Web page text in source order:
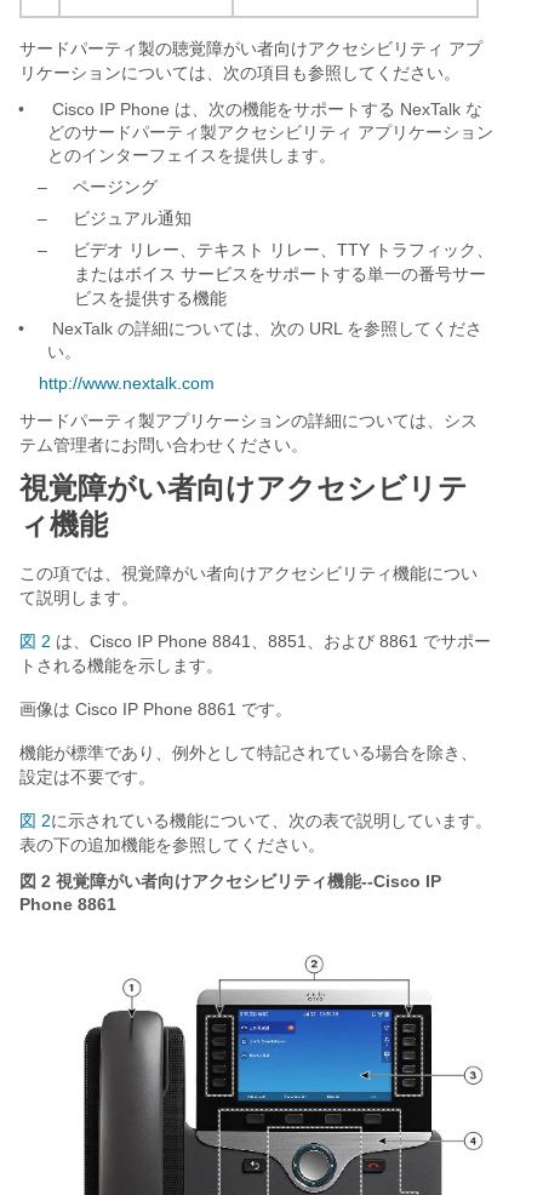
サードパーティ製の聴覚障がい者向けアクセシビリティ アプ
リケーションについては、次の項目も参照してください。
•
Cisco IP Phone は、次の機能をサポートする NexTalk な
どのサードパーティ製アクセシビリティ アプリケーション
とのインターフェイスを提供します。
–
ページング
–
ビジュアル通知
–
ビデオ リレー、テキスト リレー、TTY トラフィック、
またはボイス サービスをサポートする単一の番号サー
ビスを提供する機能
•
NexTalk の詳細については、次の URL を参照してくださ
い。
http://www.nextalk.com
サードパーティ製アプリケーションの詳細については、シス
テム管理者にお問い合わせください。
視覚障がい者向けアクセシビリテ
ィ機能
この項では、視覚障がい者向けアクセシビリティ機能につい
て説明します。
図 2 は、Cisco IP Phone 8841、8851、および 8861 でサポー
トされる機能を示します。
画像は Cisco IP Phone 8861 です。
機能が標準であり、例外として特記されている場合を除き、
設定は不要です。
図 2に示されている機能について、次の表で説明しています。
表の下の追加機能を参照してください。
図 2 視覚障がい者向けアクセシビリティ機能--Cisco IP
Phone 8861